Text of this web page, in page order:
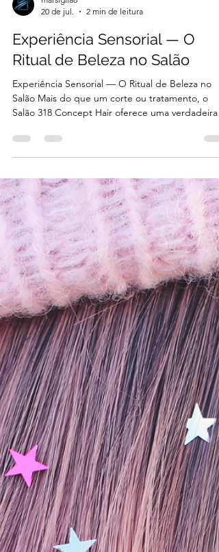
20 de jul.
2 min de leitura
Experiência Sensorial — O
Ritual de Beleza no Salão
Experiência Sensorial — O Ritual de Beleza no
Salão 318 Concept Hair oferece uma verdadeira
bem-estar e sofisticação em cada detalhe. Visitar
318 Concept Hair é viver um momento de
autocuidado elevado, comparável a entrar em
boutique da Bvlgari ou da Tiffany & Co.. O
ambiente foi projetado para transmitir
exclusividade, com atendimento